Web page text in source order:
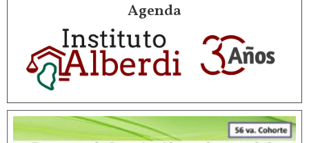
Agenda